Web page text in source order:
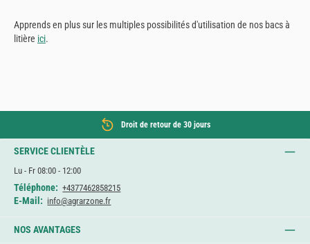
Apprends en plus sur les multiples possibilités d'utilisation de nos bacs à
litière ici.
Droit de retour de 30 jours
SERVICE CLIENTÈLE
Lu - Fr 08:00 - 12:00
Téléphone: +4377462858215
E-Mail: info@agrarzone.fr
NOS AVANTAGES